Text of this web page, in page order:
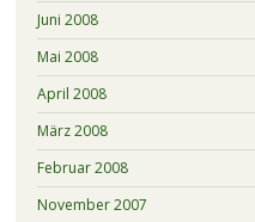
Juni 2008
Mai 2008
April 2008
März 2008
Februar 2008
November 2007